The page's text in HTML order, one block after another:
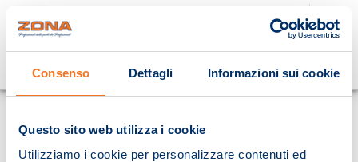
Consenso Dettagli Informazioni sui cookie
Questo sito web utilizza i cookie
Utilizziamo i cookie per personalizzare contenuti ed
Cosa stai cercando?